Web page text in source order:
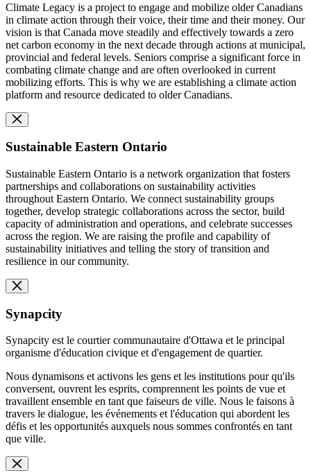
Climate Legacy is a project to engage and mobilize older Canadians
in climate action through their voice, their time and their money. Our
vision is that Canada move steadily and effectively towards a zero
net carbon economy in the next decade through actions at municipal,
provincial and federal levels. Seniors comprise a significant force in
combating climate change and are often overlooked in current
mobilizing efforts. This is why we are establishing a climate action
platform and resource dedicated to older Canadians.
Sustainable Eastern Ontario
Sustainable Eastern Ontario is a network organization that fosters
partnerships and collaborations on sustainability activities
throughout Eastern Ontario. We connect sustainability groups
together, develop strategic collaborations across the sector, build
capacity of administration and operations, and celebrate successes
across the region. We are raising the profile and capability of
sustainability initiatives and telling the story of transition and
resilience in our community.
Synapcity
Synapcity est le courtier communautaire d'Ottawa et le principal
organisme d'éducation civique et d'engagement de quartier.
Nous dynamisons et activons les gens et les institutions pour qu'ils
conversent, ouvrent les esprits, comprennent les points de vue et
travaillent ensemble en tant que faiseurs de ville. Nous le faisons à
travers le dialogue, les événements et l'éducation qui abordent les
défis et les opportunités auxquels nous sommes confrontés en tant
que ville.